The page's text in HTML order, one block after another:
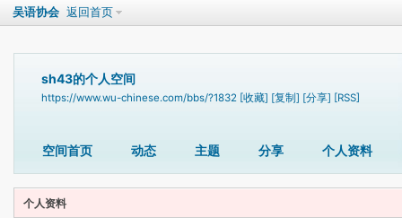
吴语协会 返回首页
sh43的个人空间
https://www.wu-chinese.com/bbs/?1832 [收藏] [复制] [分享] [RSS]
空间首页 动态 主题 分享 个人资料
个人资料